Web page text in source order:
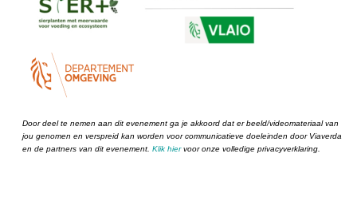
Door deel te nemen aan dit evenement ga je akkoord dat er beeld/videomateriaal van
jou genomen en verspreid kan worden voor communicatieve doeleinden door Viaverda
en de partners van dit evenement. Klik hiervoor onze volledige privacyverklaring.